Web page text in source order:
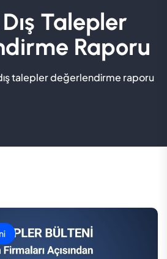
Dış Talepler
Raporu
talepler değerlendirme raporu